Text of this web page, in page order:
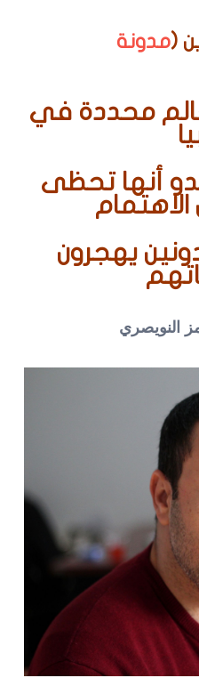
(مدونة
محددة في
أنها تحظى
الاهتمام
يهجرون
النويصري